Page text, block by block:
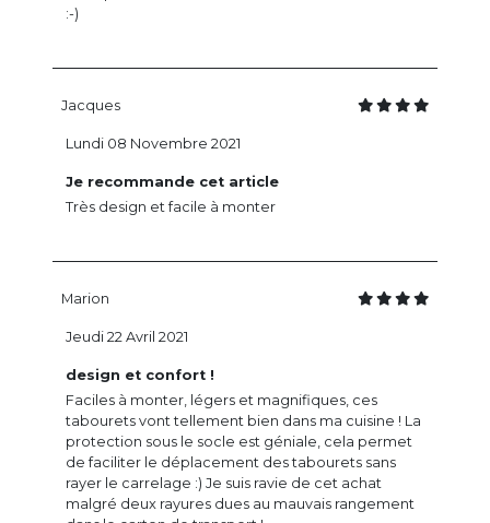
:-)
Jacques
Je recommande cet article
Très design et facile à monter
Lundi 08 Novembre 2021
Marion
design et confort !
Faciles à monter, légers et magnifiques, ces
tabourets vont tellement bien dans ma cuisine ! La
protection sous le socle est géniale, cela permet
de faciliter le déplacement des tabourets sans
rayer le carrelage :) Je suis ravie de cet achat
malgré deux rayures dues au mauvais rangement
Jeudi 22 Avril 2021